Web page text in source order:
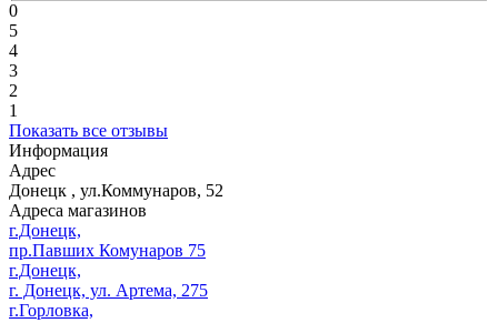
0
5
4
3
2
1
Показать все отзывы
Информация
Адрес
Донецк , ул.Коммунаров, 52
Адреса магазинов
г.Донецк,
пр.Павших Комунаров 75
г.Донецк,
г. Донецк, ул. Артема, 275
г.Горловка,